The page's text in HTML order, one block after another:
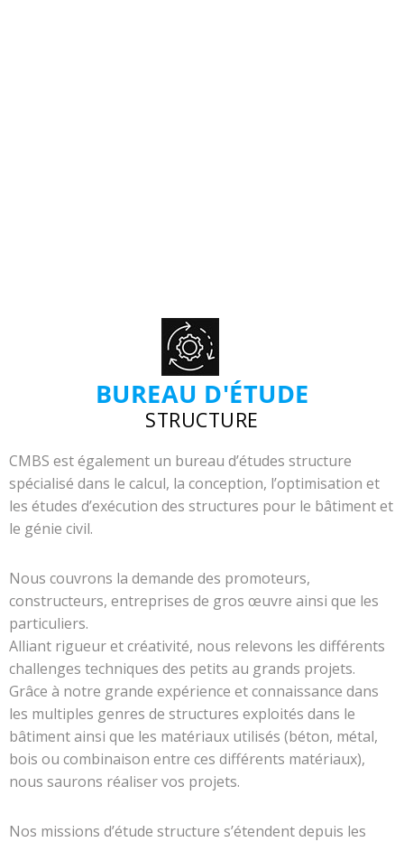
BUREAU D'ÉTUDE
STRUCTURE
CMBS est également un bureau d’études structure
spécialisé dans le calcul, la conception, l’optimisation et
les études d’exécution des structures pour le bâtiment et
le génie civil.
Nous couvrons la demande des promoteurs,
constructeurs, entreprises de gros œuvre ainsi que les
particuliers.
Alliant rigueur et créativité, nous relevons les différents
challenges techniques des petits au grands projets.
Grâce à notre grande expérience et connaissance dans
les multiples genres de structures exploités dans le
bâtiment ainsi que les matériaux utilisés (béton, métal,
bois ou combinaison entre ces différents matériaux),
nous saurons réaliser vos projets.
Nos missions d’étude structure s’étendent depuis les